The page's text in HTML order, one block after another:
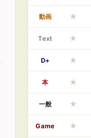
動画 ★
Text ★
D+ ★
本 ★
一般 ★
Game ★